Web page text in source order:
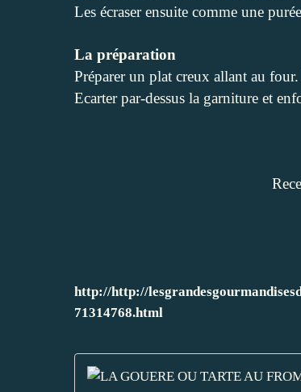
Les écraser ensuite comme une
La préparation
Préparer un plat creux allant au
Ecarter par-dessus la garniture et
http://http://
71314768.html